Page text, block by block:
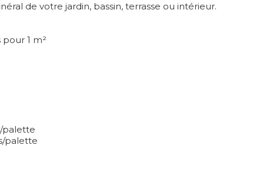
de votre jardin, bassin, terrasse ou intérieur.
pour 1 m²
palette
palette